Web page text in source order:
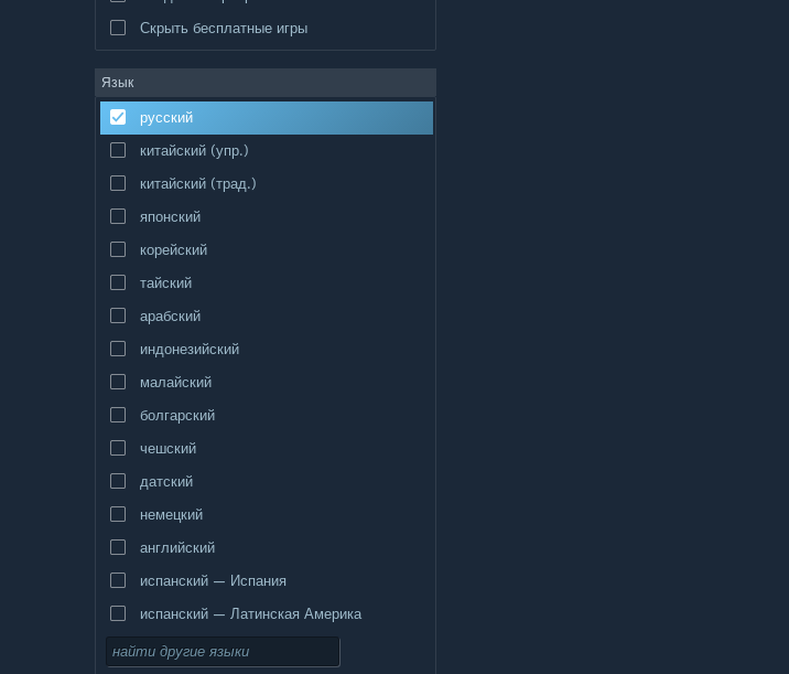
Скрыть бесплатные игры
Язык
русский
китайский (упр.)
китайский (трад.)
японский
корейский
тайский
арабский
индонезийский
малайский
болгарский
чешский
датский
немецкий
английский
испанский — Испания
испанский — Латинская Америка